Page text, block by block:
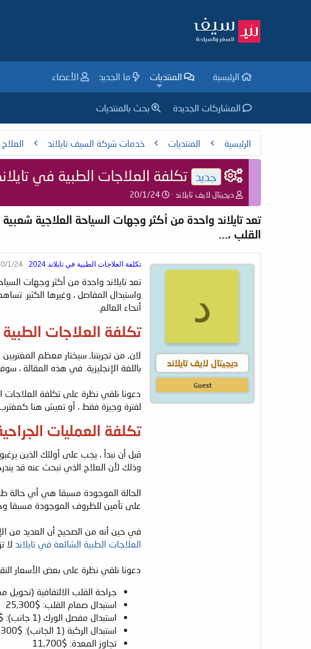
الرئيسية المنتديات ما الجديد الأعضاء
المشاركات الجديدة بحث بالمنتديات
الرئيسية المنتديات خدمات ‏شركة السيف تايلاند
جديد تكلفة العلاجات الطبية في تايلاند
ب
ا
د
ئ
ا
و
ديجيتال لايف تايلاند
ت
ا
ر
ي
20/1/24
تعد تايلاند واحدة من أكثر وجهات السياحة العلاجية
القلب ،...
د
ديجيتال لايف تايلاند
Guest
تكلفة العلاجات الطبية في تايلاند 2024 1/24
تعد تايلاند واحدة من أكثر وجهات
واستبدال المفاصل ، وغيرها الكثير.
أنحاء العالم.
تكلفة العلاجات الطبية
لان, من تجربتنا, سيختار معظم
باللغة الإنجليزية. في هذه المقالة ،
دعونا نلقي نظرة على تكلفة العلاجات
لفترة وجيزة فقط ، أو تعيش هنا
تكلفة العمليات
قبل أن نبدأ ، يجب على أولئك الذين
وذلك لأن العلاج الذي تبحث عنه قد
الحالة الموجودة مسبقا هي أي حالة
على تأمين للظروف الموجودة مسبقا
في حين أنه من الصحيح أن العديد من
العلاجات الطبية الشائعة في تايلاند لا
دعونا نلقي نظرة على بعض الأسعار
جراحة القلب الالتفافية (تحويل
استبدال صمام القلب: $25,300
استبدال مفصل الورك (1 جانب): $10,600
استبدال الركبة (1 الجانب): $9,300
تجاوز المعدة: $11,700